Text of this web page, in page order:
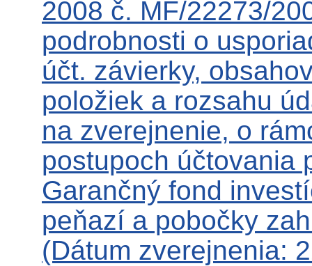
2008 č. MF/22273/
podrobnosti o
účt. závierky,
položiek a rozsahu
na zverejnenie, o
postupoch účtovania
Garančný fond
peňazí a pobočky
(Dátum zverejnenia: